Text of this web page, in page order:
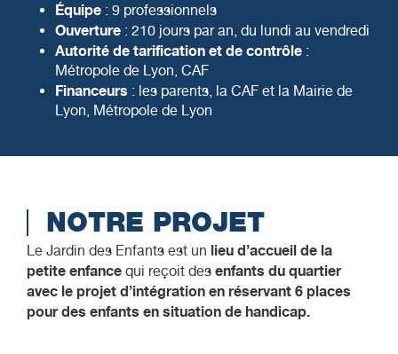
Équipe : 9 professionnels
Ouverture : 210 jours par an, du lundi au vendredi
Autorité de tarification et de contrôle :
Métropole de Lyon, CAF
Financeurs : les parents, la CAF et la Mairie de
Lyon, Métropole de Lyon
NOTRE PROJET
Le Jardin des Enfants est un lieu d’accueil de la
petite enfance qui reçoit des enfants du quartier
avec le projet d’intégration en réservant 6 places
pour des enfants en situation de handicap.